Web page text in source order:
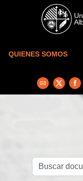
Skip to main content
QUIENES SOMOS